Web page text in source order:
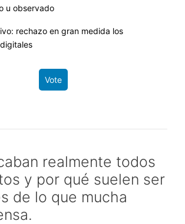
u observado
rechazo en gran medida los
Vote
realmente todos
y por qué suelen ser
de lo que mucha